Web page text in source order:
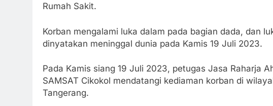
Rumah Sakit.
Korban mengalami luka dalam pada bagian dada, dan
dinyatakan meninggal dunia pada Kamis 19 Juli 2023.
Pada Kamis siang 19 Juli 2023, petugas Jasa Raharja
SAMSAT Cikokol mendatangi kediaman korban di
Tangerang.